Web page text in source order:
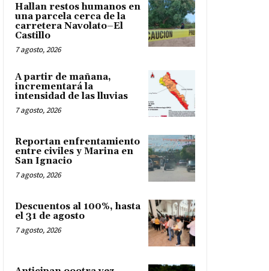
Hallan restos humanos en
una parcela cerca de la
carretera Navolato–El
Castillo
7 agosto, 2026
A partir de mañana,
incrementará la
intensidad de las lluvias
7 agosto, 2026
Reportan enfrentamiento
entre civiles y Marina en
San Ignacio
7 agosto, 2026
Descuentos al 100%, hasta
el 31 de agosto
7 agosto, 2026